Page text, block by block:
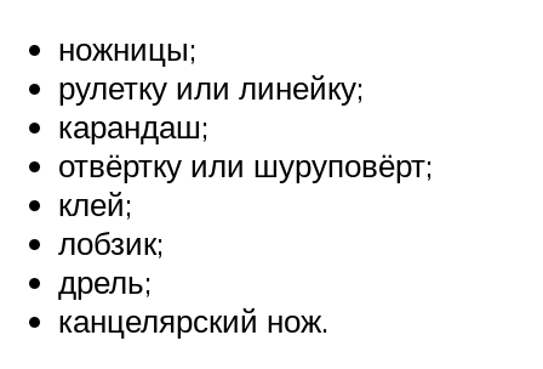
ножницы;
рулетку или линейку;
карандаш;
отвёртку или шуруповёрт;
клей;
лобзик;
дрель;
канцелярский нож.